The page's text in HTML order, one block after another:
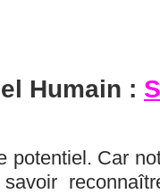
Humain :
potentiel. Car